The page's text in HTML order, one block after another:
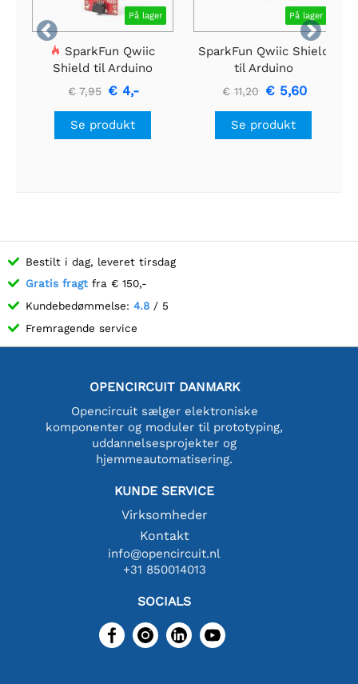


På lager
SparkFun Qwiic
Shield til Arduino
Nano
€ 7,95 € 4,-
Se produkt
På lager
SparkFun Qwiic Shield
til Arduino
€ 11,20 € 5,60
Se produkt
Bestilt i dag, leveret tirsdag
Gratis fragt fra € 150,-
Kundebedømmelse: 4.8 / 5
Fremragende service
OPENCIRCUIT DANMARK
Opencircuit sælger elektroniske
komponenter og moduler til prototyping,
uddannelsesprojekter og
hjemmeautomatisering.
KUNDE SERVICE
Virksomheder
Kontakt
info@opencircuit.nl
+31 850014013
SOCIALS